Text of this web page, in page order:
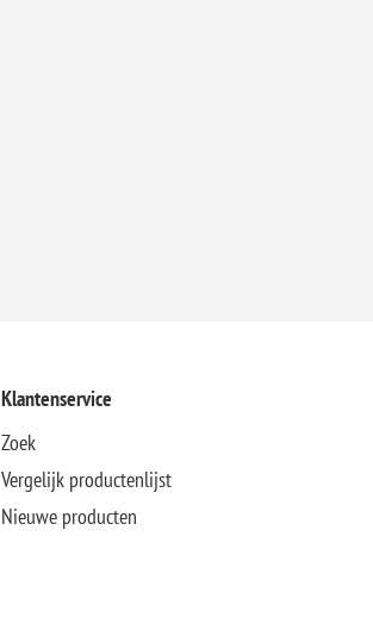
Klantenservice
Zoek
Vergelijk productenlijst
Nieuwe producten